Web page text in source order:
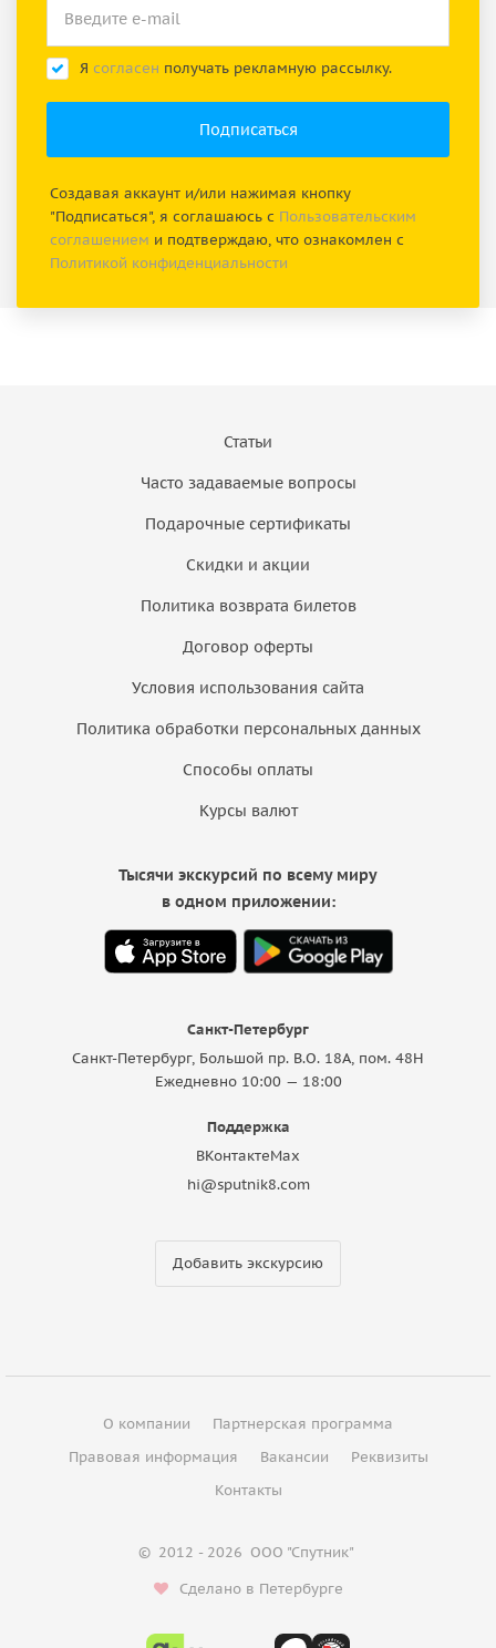
Я согласен получать рекламную рассылку.
Создавая аккаунт и/или нажимая кнопку
"Подписаться", я соглашаюсь с Пользовательским
соглашением и подтверждаю, что ознакомлен с
Политикой конфиденциальности
Статьи
Часто задаваемые вопросы
Подарочные сертификаты
Скидки и акции
Политика возврата билетов
Договор оферты
Условия использования сайта
Политика обработки персональных данных
Способы оплаты
Курсы валют
Санкт-Петербург
Санкт-Петербург, Большой пр. В.О. 18A, пом. 48Н
Ежедневно 10:00 — 18:00
Поддержка
ВКонтактеMax
hi@sputnik8.com
Добавить экскурсию
Тысячи экскурсий по всему миру
в одном приложении:
О компании
Партнерская программа
Правовая информация
Вакансии
Реквизиты
Контакты
© 2012 - 2026 ООО "Спутник"
Сделано в Петербурге